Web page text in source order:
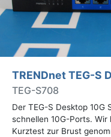
TRENDnet TEG-S
TEG-S708
Der TEG-S Desktop
schnellen 10G-Ports. Wir
Kurztest zur Brust